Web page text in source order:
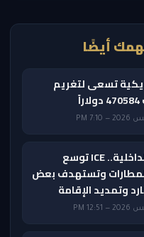
أيضًا
تسعى لتغريم
حتى في الرحلات الداخلية.. ICE توسع
المطارات وتستهدف بعض
وتمديد الإقامة